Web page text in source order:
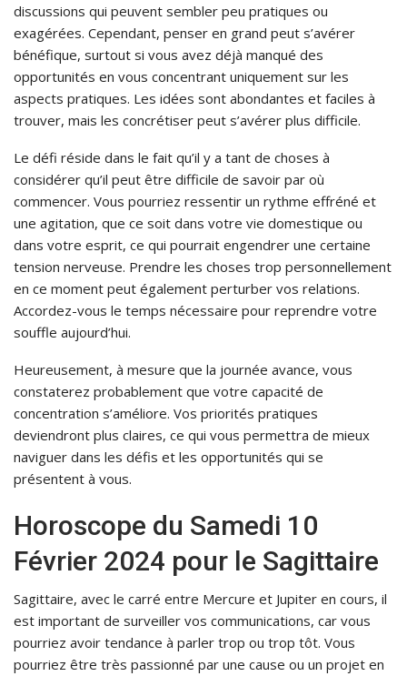
discussions qui peuvent sembler peu pratiques ou
exagérées. Cependant, penser en grand peut s’avérer
bénéfique, surtout si vous avez déjà manqué des
opportunités en vous concentrant uniquement sur les
aspects pratiques. Les idées sont abondantes et faciles à
trouver, mais les concrétiser peut s’avérer plus difficile.
Le défi réside dans le fait qu’il y a tant de choses à
considérer qu’il peut être difficile de savoir par où
commencer. Vous pourriez ressentir un rythme effréné et
une agitation, que ce soit dans votre vie domestique ou
dans votre esprit, ce qui pourrait engendrer une certaine
tension nerveuse. Prendre les choses trop personnellement
en ce moment peut également perturber vos relations.
Accordez-vous le temps nécessaire pour reprendre votre
souffle aujourd’hui.
Heureusement, à mesure que la journée avance, vous
constaterez probablement que votre capacité de
concentration s’améliore. Vos priorités pratiques
deviendront plus claires, ce qui vous permettra de mieux
naviguer dans les défis et les opportunités qui se
présentent à vous.
Horoscope du Samedi 10
Février 2024 pour le Sagittaire
Sagittaire, avec le carré entre Mercure et Jupiter en cours, il
est important de surveiller vos communications, car vous
pourriez avoir tendance à parler trop ou trop tôt. Vous
pourriez être très passionné par une cause ou un projet en